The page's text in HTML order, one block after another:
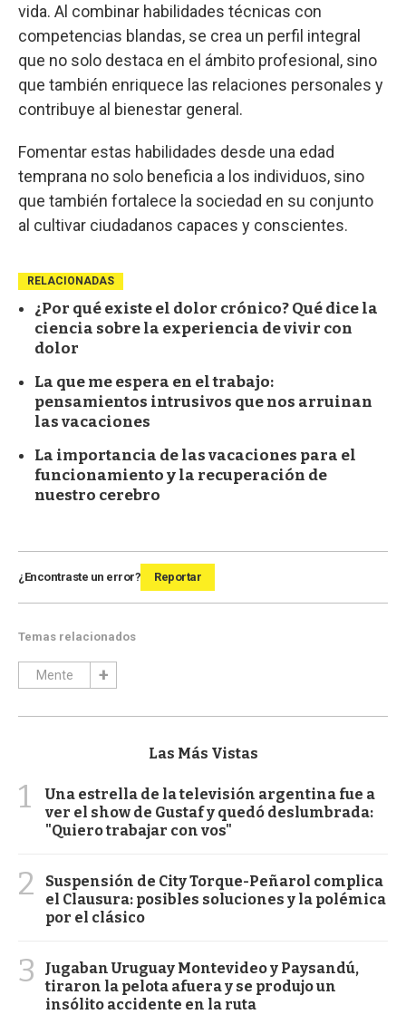
vida. Al combinar habilidades técnicas con
competencias blandas, se crea un perfil integral
que no solo destaca en el ámbito profesional, sino
que también enriquece las relaciones personales y
contribuye al bienestar general.
Fomentar estas habilidades desde una edad
temprana no solo beneficia a los individuos, sino
que también fortalece la sociedad en su conjunto
al cultivar ciudadanos capaces y conscientes.
RELACIONADAS
¿Por qué existe el dolor crónico? Qué dice la
ciencia sobre la experiencia de vivir con
dolor
La que me espera en el trabajo:
pensamientos intrusivos que nos arruinan
las vacaciones
La importancia de las vacaciones para el
funcionamiento y la recuperación de
nuestro cerebro
¿Encontraste un error? Reportar
Temas relacionados
Mente
Las Más Vistas
1
Una estrella de la televisión argentina fue a
ver el show de Gustaf y quedó deslumbrada:
"Quiero trabajar con vos"
2
Suspensión de City Torque-Peñarol complica
el Clausura: posibles soluciones y la polémica
por el clásico
3
Jugaban Uruguay Montevideo y Paysandú,
tiraron la pelota afuera y se produjo un
insólito accidente en la ruta